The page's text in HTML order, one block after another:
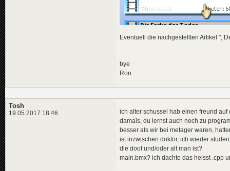
Eventuell die nachgestellten Artikel ",
bye
Ron
Tosh
19.05.2017 18:46
ich alter schussel hab einen freund
damals, du lernst auch noch zu
besser als wir bei metager waren,
ist inzwischen doktor, ich wieder
die doof und/oder alt man ist?
main.bmx? ich dachte das heisst .cpp